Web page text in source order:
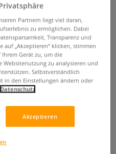
Zubehör, 4-
Partnern liegt viel daran,
zu ermöglichen. Dabei
Transparenz und
auf „Akzeptieren“ klicken, stimmen
Gerät zu, um die
Websitenutzung zu analysieren und
Selbstverständlich
in den Einstellungen ändern oder
Datenschutz
Akzeptieren